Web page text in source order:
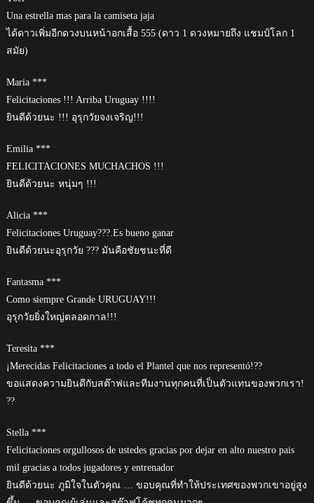
Una estrella mas para la camiseta jaja
ได้ดาวเพิ่มอีกดวงบนหน้าอกเสื้อ 555 (ดาว 1 ดวงหมายถึง แชมป์โลก 1
สมัย)
Maria ***
Felicitaciones !!! Arriba Uruguay !!!!
ยินดีด้วยนะ !!! อุรุกวัยจงเจริญ!!!
Emilia ***
FELICITACIONES MUCHACHOS !!!
ยินดีด้วยนะ หนุ่มๆ !!!
Alicia ***
Felicitaciones Uruguay???.Es bueno ganar
ยินดีด้วยนะอุรุกวัย ??? มันคือชัยชนะที่ดี
Fantasma ***
Como siempre Grande URUGUAY!!!
อุรุกวัยยิ่งใหญ่ตลอดกาล!!!
Teresita ***
¡Merecidas Felicitaciones a todo el Plantel que nos representó!??
ขอแสดงความยินดีกับสต๊าฟและทีมงานทุกคนที่เป็นตัวแทนของพวกเรา!
??
Stella ***
Felicitaciones orgullosos de ustedes gracias por dejar en alto nuestro pais
mil gracias a todos jugadores y entrenador
ยินดีด้วยนะ ภูมิใจในตัวคุณ … ขอบคุณที่ทำให้ประเทศของพวกเขาอยู่สูง